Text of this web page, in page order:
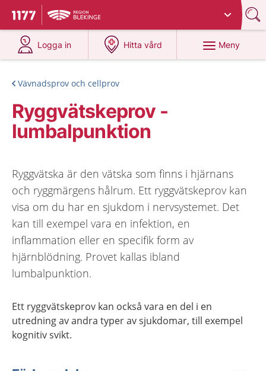
Till startsidan för 1177
Du har valt region
Logga in
på 1177.se
Hitta vård
på 1177.se
Meny
Vävnadsprov och cellprov
Ryggvätskeprov -
lumbalpunktion
Ryggvätska är den vätska som finns i hjärnans
och ryggmärgens hålrum. Ett ryggvätskeprov kan
visa om du har en sjukdom i nervsystemet. Det
kan till exempel vara en infektion, en
inflammation eller en specifik form av
hjärnblödning. Provet kallas ibland
lumbalpunktion.
Ett ryggvätskeprov kan också vara en del i en
utredning av andra typer av sjukdomar, till exempel
kognitiv svikt.